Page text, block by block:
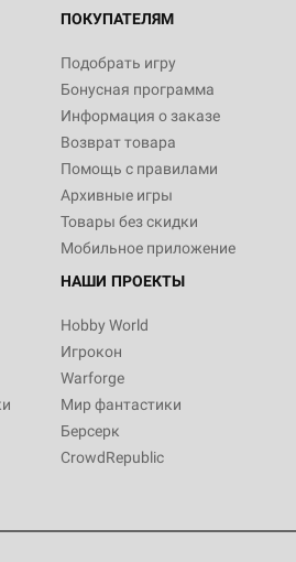
ПОКУПАТЕЛЯМ
Подобрать игру
Бонусная программа
Информация о заказе
Возврат товара
Помощь с правилами
Архивные игры
Товары без скидки
Мобильное приложение
НАШИ ПРОЕКТЫ
Hobby World
Игрокон
Warforge
Мир фантастики
Берсерк
CrowdRepublic